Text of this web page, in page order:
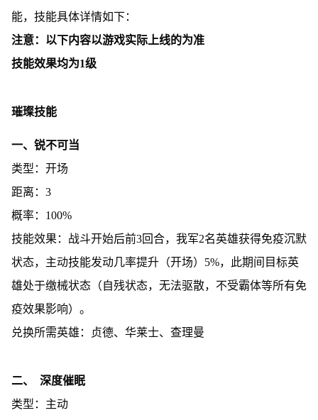
能，技能具体详情如下：
注意：以下内容以游戏实际上线的为准
技能效果均为1级
璀璨技能
一、锐不可当
类型：开场
距离：3
概率：100%
技能效果：战斗开始后前3回合，我军2名英雄获得免疫沉默
状态，主动技能发动几率提升（开场）5%，此期间目标英
雄处于缴械状态（自残状态，无法驱散，不受霸体等所有免
疫效果影响）。
兑换所需英雄：贞德、华莱士、查理曼
二、 深度催眠
类型：主动